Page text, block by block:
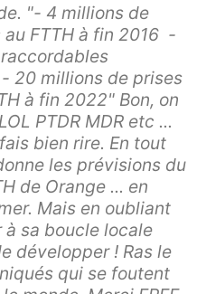
"- 4 millions de
FTTH à fin 2016 -
20 millions de prises
à fin 2022" Bon, on
PTDR MDR etc ...
bien rire. En tout
les prévisions du
de Orange ... en
Mais en oubliant
sa boucle locale
développer ! Ras le
qui se foutent